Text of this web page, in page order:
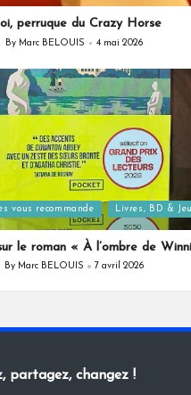
perruque du Crazy Horse
Posted
By Marc BELOUIS 4 mai 2026
vous recommande Livres, BD &
le roman « À l’ombre de
Posted
By Marc BELOUIS 7 avril 2026
partagez, changez !